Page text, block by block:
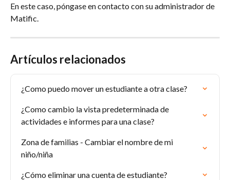
En este caso, póngase en contacto con su administrador de
Matific.
Artículos relacionados
¿Como puedo mover un estudiante a otra clase?
¿Como cambio la vista predeterminada de
actividades e informes para una clase?
Zona de familias - Cambiar el nombre de mi
niño/niña
¿Cómo eliminar una cuenta de estudiante?